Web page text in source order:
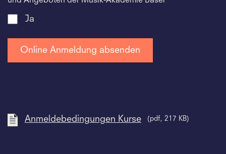
Ja
Anmeldebedingungen Kurse (pdf, 217 KB)